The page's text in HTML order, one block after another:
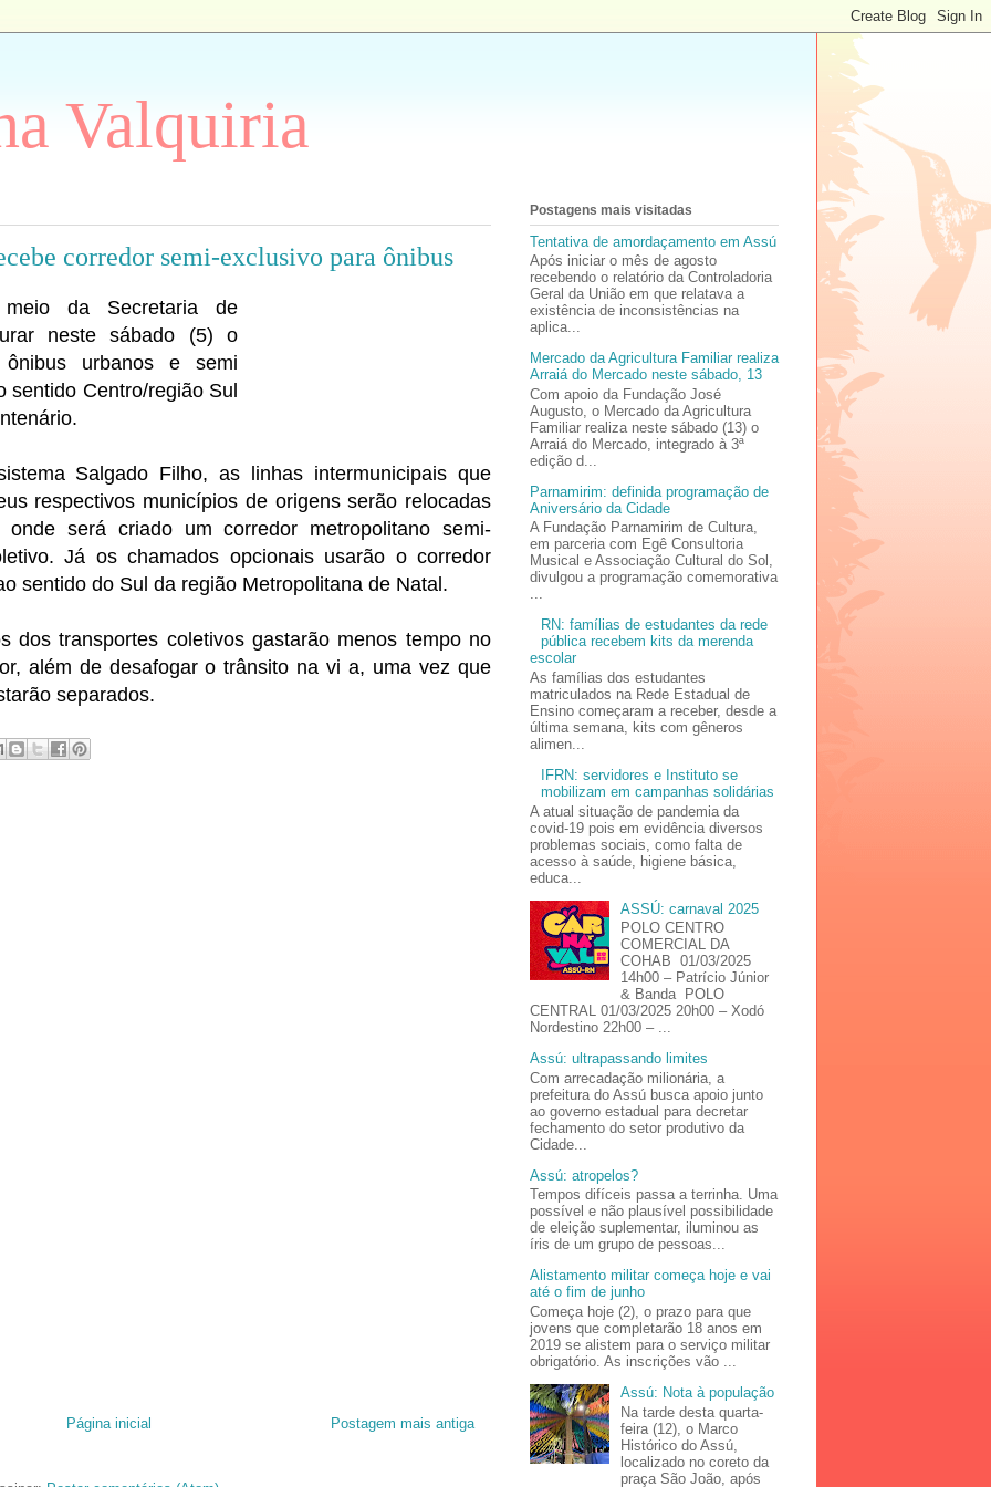
Valquiria
corredor semi-exclusivo para ônibus
da Secretaria de
neste sábado (5) o
ônibus urbanos e semi
sentido Centro/região Sul
Salgado Filho, as linhas intermunicipais que
respectivos municípios de origens serão relocadas
será criado um corredor metropolitano semi-
Já os chamados opcionais usarão o corredor
sentido do Sul da região Metropolitana de Natal.
dos transportes coletivos gastarão menos tempo no
além de desafogar o trânsito na vi a, uma vez que
separados.
Postagem mais antiga
Página inicial
Postagens mais visitadas
Tentativa de amordaçamento em Assú
Após iniciar o mês de agosto
recebendo o relatório da Controladoria
Geral da União em que relatava a
existência de inconsistências na
aplica...
Mercado da Agricultura Familiar realiza
Arraiá do Mercado neste sábado, 13
Com apoio da Fundação José
Augusto, o Mercado da Agricultura
Familiar realiza neste sábado (13) o
Arraiá do Mercado, integrado à 3ª
edição d...
Parnamirim: definida programação de
Aniversário da Cidade
A Fundação Parnamirim de Cultura,
em parceria com Egê Consultoria
Musical e Associação Cultural do Sol,
divulgou a programação comemorativa
...
RN: famílias de estudantes da rede
pública recebem kits da merenda
escolar
As famílias dos estudantes
matriculados na Rede Estadual de
Ensino começaram a receber, desde a
última semana, kits com gêneros
alimen...
IFRN: servidores e Instituto se
mobilizam em campanhas solidárias
A atual situação de pandemia da
covid-19 pois em evidência diversos
problemas sociais, como falta de
acesso à saúde, higiene básica,
educa...
ASSÚ: carnaval 2025
POLO CENTRO
COMERCIAL DA
COHAB 01/03/2025
14h00 – Patrício Júnior
& Banda POLO
CENTRAL 01/03/2025 20h00 – Xodó
Nordestino 22h00 – ...
Assú: ultrapassando limites
Com arrecadação milionária, a
prefeitura do Assú busca apoio junto
ao governo estadual para decretar
fechamento do setor produtivo da
Cidade...
Assú: atropelos?
Tempos difíceis passa a terrinha. Uma
possível e não plausível possibilidade
de eleição suplementar, iluminou as
íris de um grupo de pessoas...
Alistamento militar começa hoje e vai
até o fim de junho
Começa hoje (2), o prazo para que
jovens que completarão 18 anos em
2019 se alistem para o serviço militar
obrigatório. As inscrições vão ...
Assú: Nota à população
Na tarde desta quarta-
feira (12), o Marco
Histórico do Assú,
localizado no coreto da
praça São João, após